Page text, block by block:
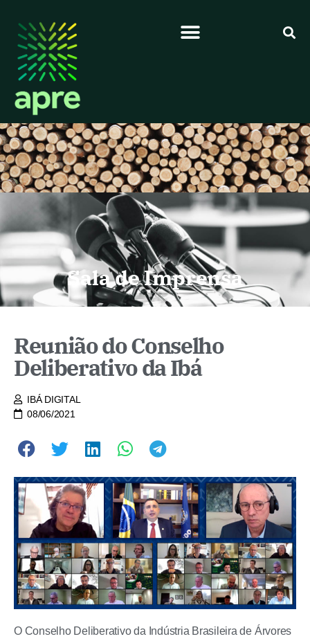
Sala de Imprensa
Reunião do Conselho
Deliberativo da Ibá
IBÁ DIGITAL
08/06/2021
O Conselho Deliberativo da Indústria Brasileira de Árvores